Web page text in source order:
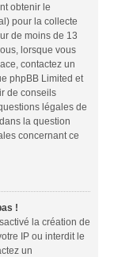
obtenir le
pour la collecte
de moins de 13
lorsque vous
contactez un
phpBB Limited et
de conseils
légales de
la question
concernant ce
!
la création de
IP ou interdit le
un